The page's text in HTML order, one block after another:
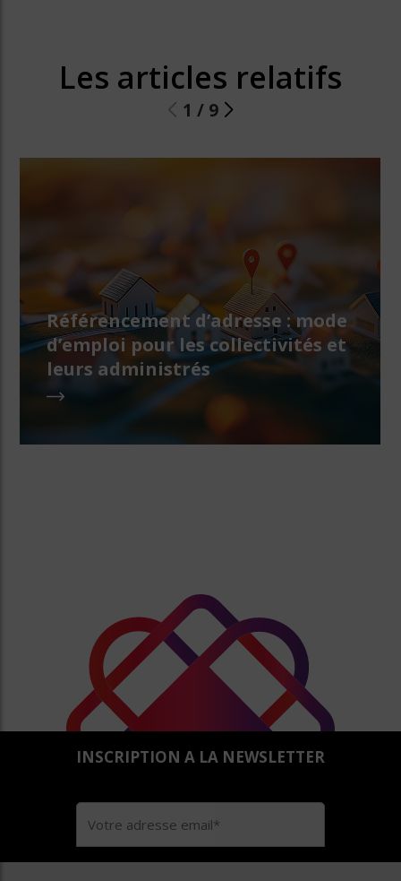
Les articles relatifs
1 / 9
Référencement d’adresse : mode
d’emploi pour les collectivités et
leurs administrés
INSCRIPTION A LA NEWSLETTER